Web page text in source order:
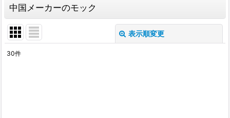
中国メーカーのモック
表示順変更
30件